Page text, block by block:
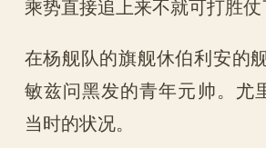
乘势直接追上来不就可打胜仗
在杨舰队的旗舰休伯利安的
敏兹问黑发的青年元帅。尤
当时的状况。